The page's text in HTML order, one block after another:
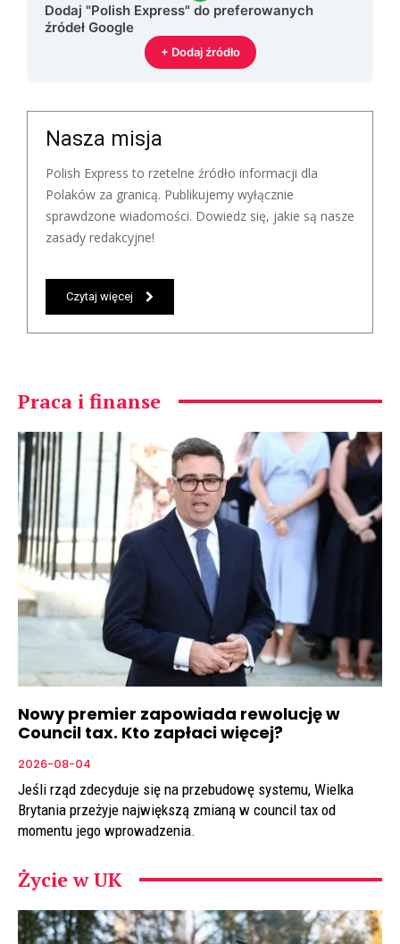
Dodaj "Polish Express" do preferowanych
źródeł Google
+ Dodaj źródło
Nasza misja
Polish Express to rzetelne źródło informacji dla
Polaków za granicą. Publikujemy wyłącznie
sprawdzone wiadomości. Dowiedz się, jakie są nasze
zasady redakcyjne!
Czytaj więcej
Praca i finanse
Nowy premier zapowiada rewolucję w
Council tax. Kto zapłaci więcej?
2026-08-04
Jeśli rząd zdecyduje się na przebudowę systemu, Wielka
Brytania przeżyje największą zmianą w council tax od
momentu jego wprowadzenia.
Życie w UK